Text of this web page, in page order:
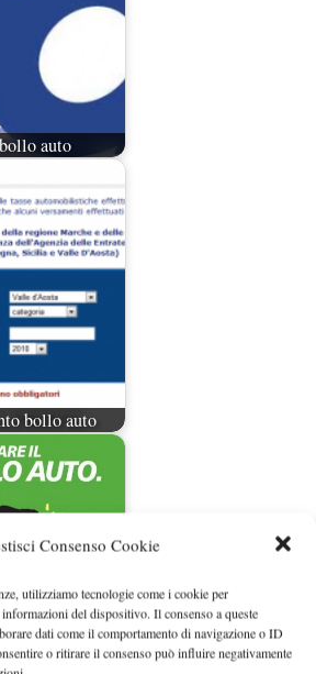
Consenso Cookie
utilizziamo tecnologie come i cookie per
informazioni del dispositivo. Il consenso a queste
dati come il comportamento di navigazione o ID
o ritirare il consenso può influire negativamente
auto
bollo auto